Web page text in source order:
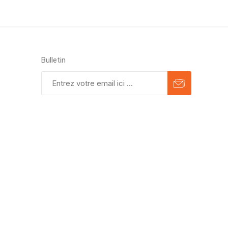
Bulletin